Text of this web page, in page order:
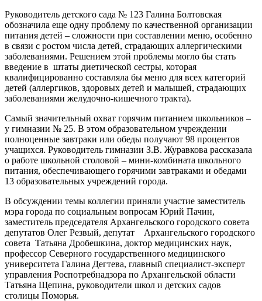
Руководитель детского сада № 123 Галина Болтовская
обозначила еще одну проблему по качественной организации
питания детей – сложности при составлении меню, особенно
в связи с ростом числа детей, страдающих аллергическими
заболеваниями. Решением этой проблемы могло бы стать
введение в штаты диетической сестры, которая
квалифицированно составляла бы меню для всех категорий
детей (аллергиков, здоровых детей и малышей, страдающих
заболеваниями желудочно-кишечного тракта).
Самый значительный охват горячим питанием школьников –
у гимназии № 25. В этом образовательном учреждении
полноценные завтраки или обеды получают 98 процентов
учащихся. Руководитель гимназии З.В. Журавкова рассказала
о работе школьной столовой – мини-комбината школьного
питания, обеспечивающего горячими завтраками и обедами
13 образовательных учреждений города.
В обсуждении темы коллегии приняли участие заместитель
мэра города по социальным вопросам Юрий Пачин,
заместитель председателя Архангельского городского совета
депутатов Олег Резвый, депутат Архангельского городского
совета Татьяна Дробешкина, доктор медицинских наук,
профессор Северного государственного медицинского
университета Галина Дегтева, главный специалист-эксперт
управления Роспотребнадзора по Архангельской области
Татьяна Щепина, руководители школ и детских садов
столицы Поморья.